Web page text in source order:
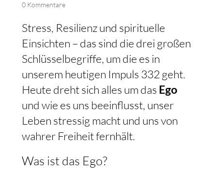
0 Kommentare
Stress, Resilienz und spirituelle
Einsichten – das sind die drei großen
Schlüsselbegriffe, um die es in
unserem heutigen Impuls 332 geht.
Heute dreht sich alles um das Ego
und wie es uns beeinflusst, unser
Leben stressig macht und uns von
wahrer Freiheit fernhält.
Was ist das Ego?